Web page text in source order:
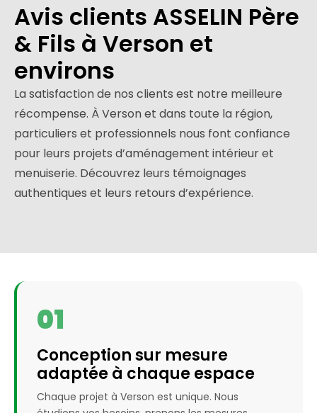
Avis clients ASSELIN Père
& Fils à Verson et
environs
La satisfaction de nos clients est notre meilleure
récompense. À Verson et dans toute la région,
particuliers et professionnels nous font confiance
pour leurs projets d’aménagement intérieur et
menuiserie. Découvrez leurs témoignages
authentiques et leurs retours d’expérience.
01
Conception sur mesure
adaptée à chaque espace
Chaque projet à Verson est unique. Nous